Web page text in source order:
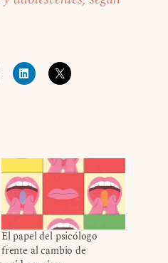
El papel del psicólogo
frente al cambio de